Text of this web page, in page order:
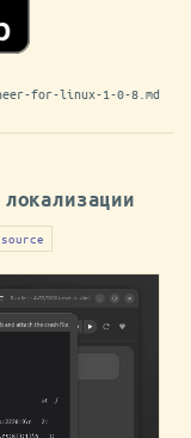
for-linux-1-0-8.md